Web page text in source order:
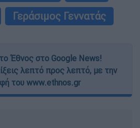
Γεράσιμος Γεννατάς
Έθνος στο Google News!
λεπτό προς λεπτό, με την
του www.ethnos.gr